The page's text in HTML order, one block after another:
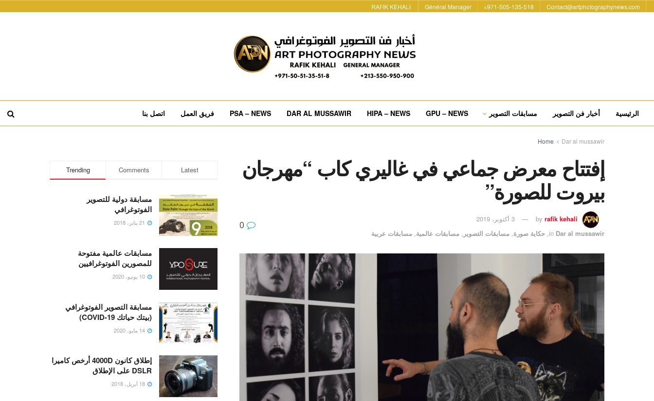
Contact@artphotographynews.com
971-505-135-518+
Général Manager
RAFIK KEHALI
الرئيسية أخبار فن التصوير مسابقات التصوير GPU – NEWS
HIPA – NEWS
DAR AL MUSSAWIR
PSA – NEWS فريق العمل اتصل بنا
Home Dar al mussawir
إفتتاح معرض جماعي في غاليري كاب “مهرجان
بيروت للصورة”
by rafik kehali
3 أكتوبر، 2019
in Dar al mussawir
, حكاية صورة, مسابقات التصوير , مسابقات عالمية, مسابقات عربية
Trending Comments Latest
مسابقة دولية للتصوير
الفوتوغرافي
مسابقات عالمية مفتوحة
للمصورين الفوتوغرافيين
مسابقة التصوير الفوتوغرافي
(بيتك حياتك COVID-19)
إطلاق كانون 4000D أرخص كاميرا
DSLR على الإطلاق